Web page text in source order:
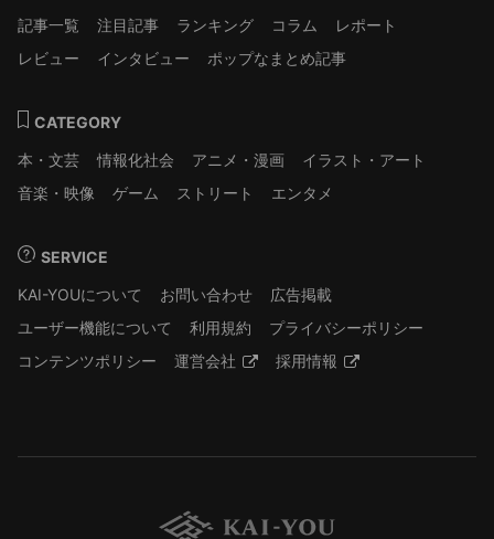
記事一覧
注目記事 ランキング コラム
レポート
レビュー
インタビュー ポップなまとめ記事
CATEGORY
本・文芸
情報化社会 アニメ・漫画
イラスト・アート
音楽・映像
ゲーム ストリート エンタメ
SERVICE
KAI-YOUについて
お問い合わせ
広告掲載
ユーザー機能について
利用規約
プライバシーポリシー
コンテンツポリシー
運営会社 採用情報